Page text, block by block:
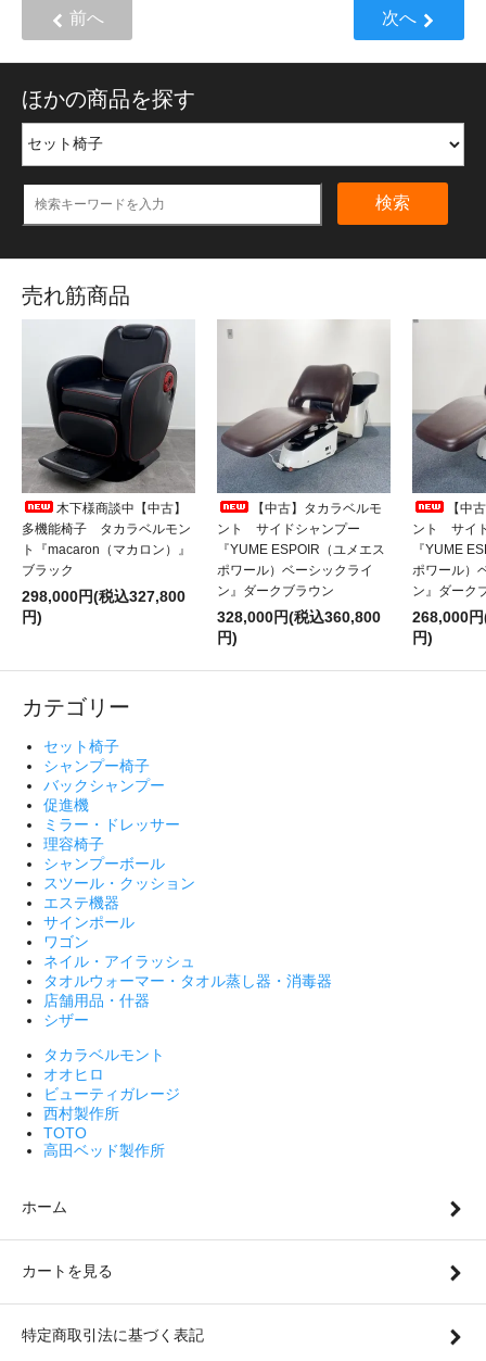
前へ 次へ
ほかの商品を探す
検索
売れ筋商品
木下様商談中【中古】
多機能椅子 タカラベルモン
ト『macaron（マカロン）』
ブラック
298,000円(税込327,800
円)
【中古】タカラベルモ
ント サイドシャンプー
『YUME ESPOIR（ユメエス
ポワール）ベーシックライ
ン』ダークブラウン
328,000円(税込360,800
円)
【中
ント サイ
『YUME
ポワール）
ン』ダーク
268,000
円)
カテゴリー
セット椅子
シャンプー椅子
バックシャンプー
促進機
ミラー・ドレッサー
理容椅子
シャンプーボール
スツール・クッション
エステ機器
サインポール
ワゴン
ネイル・アイラッシュ
タオルウォーマー・タオル蒸し器・消毒器
店舗用品・什器
シザー
タカラベルモント
オオヒロ
ビューティガレージ
西村製作所
TOTO
高田ベッド製作所
ホーム
カートを見る
特定商取引法に基づく表記